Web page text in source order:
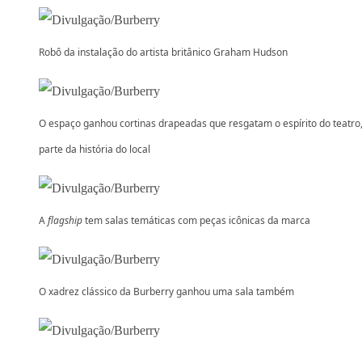
Robô da instalação do artista britânico Graham Hudson
O espaço ganhou cortinas drapeadas que resgatam o espírito do teatro,
parte da história do local
Aflagshiptem salas temáticas com peças icônicas da marca
O xadrez clássico da Burberry ganhou uma sala também